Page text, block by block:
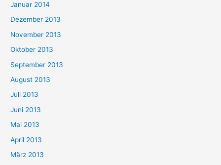
Januar 2014
Dezember 2013
November 2013
Oktober 2013
September 2013
August 2013
Juli 2013
Juni 2013
Mai 2013
April 2013
März 2013